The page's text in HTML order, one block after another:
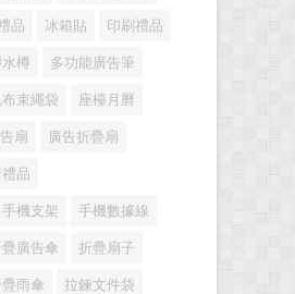
品 冰箱貼 印刷禮品
樽 多功能廣告筆
束繩袋 座檯月曆
扇 廣告折疊扇
品
手機支架 手機數據線
廣告傘 折疊扇子
雨傘 拉鍊文件袋